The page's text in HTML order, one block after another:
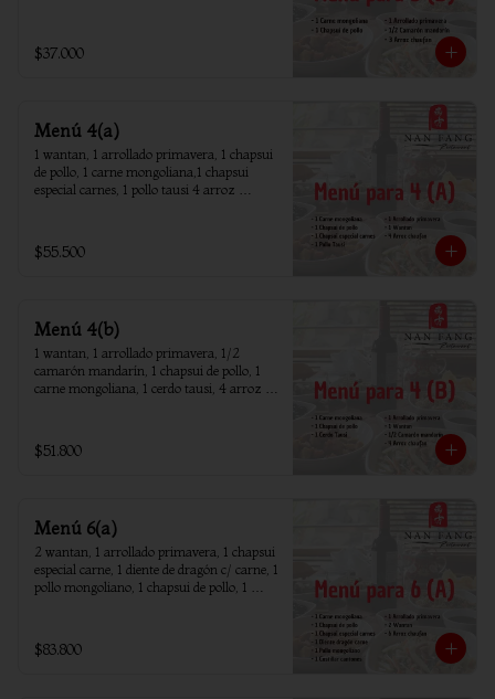
$37.000
Menú 4(a)
1 wantan, 1 arrollado primavera, 1 chapsui
de pollo, 1 carne mongoliana,1 chapsui
especial carnes, 1 pollo tausi 4 arroz
$55.500
Menú 4(b)
1 wantan, 1 arrollado primavera, 1/2
camarón mandarín, 1 chapsui de pollo, 1
carne mongoliana, 1 cerdo tausi, 4 arroz
$51.800
Menú 6(a)
2 wantan, 1 arrollado primavera, 1 chapsui
especial carne, 1 diente de dragón c/ carne, 1
pollo mongoliano, 1 chapsui de pollo, 1
$83.800